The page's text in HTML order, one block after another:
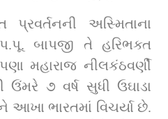
પ્રવર્તનની અસ્મિતાના
બાપજી તે હરિભક્ત
મહારાજ નીલકંઠવર્ણી
ઉંમરે ૭ વર્ષ સુધી ઉઘાડા
ભારતમાં વિચર્યા છે.